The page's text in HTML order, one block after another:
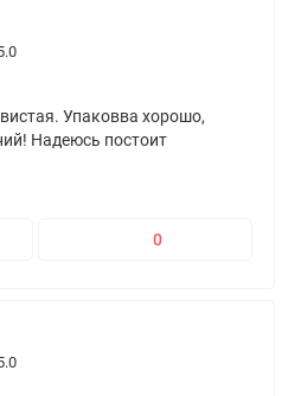
Упаковва хорошо,
Надеюсь постоит
0